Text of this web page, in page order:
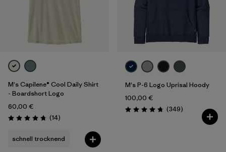
M's Capilene® Cool Daily Shirt
- Boardshort Logo
60,00 €
Bewertung: 4.8 / 5
(14Rezensionen
)
schnell trocknend
M's P-6 Logo Uprisal Hoody
100,00 €
Bewertung: 4.8 / 5
(349Rezensionen
)